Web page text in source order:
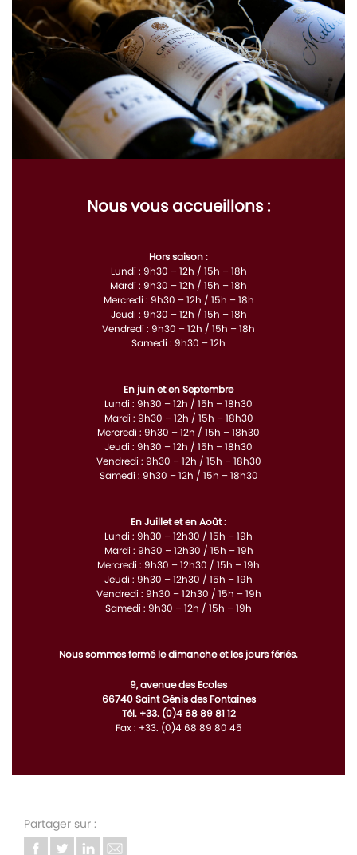
Nous vous accueillons :
Hors saison :
Lundi : 9h30 – 12h / 15h – 18h
Mardi : 9h30 – 12h / 15h – 18h
Mercredi : 9h30 – 12h / 15h – 18h
Jeudi : 9h30 – 12h / 15h – 18h
Vendredi : 9h30 – 12h / 15h – 18h
Samedi : 9h30 – 12h
En juin et en Septembre
Lundi : 9h30 – 12h / 15h – 18h30
Mardi : 9h30 – 12h / 15h – 18h30
Mercredi : 9h30 – 12h / 15h – 18h30
Jeudi : 9h30 – 12h / 15h – 18h30
Vendredi : 9h30 – 12h / 15h – 18h30
Samedi : 9h30 – 12h / 15h – 18h30
En Juillet et en Août :
Lundi : 9h30 – 12h30 / 15h – 19h
Mardi : 9h30 – 12h30 / 15h – 19h
Mercredi : 9h30 – 12h30 / 15h – 19h
Jeudi : 9h30 – 12h30 / 15h – 19h
Vendredi : 9h30 – 12h30 / 15h – 19h
Samedi : 9h30 – 12h / 15h – 19h
Nous sommes fermé le dimanche et les jours fériés.
9, avenue des Ecoles
66740 Saint Génis des Fontaines
Tél. +33. (0)4 68 89 81 12
Fax : +33. (0)4 68 89 80 45
Partager sur :